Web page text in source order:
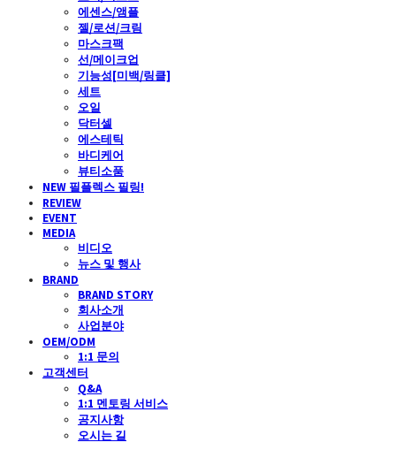
에센스/앰플
젤/로션/크림
마스크팩
선/메이크업
기능성[미백/링클]
세트
오일
닥터셀
에스테틱
바디케어
뷰티소품
NEW 필플렉스 필링!
REVIEW
EVENT
MEDIA
비디오
뉴스 및 행사
BRAND
BRAND STORY
회사소개
사업분야
OEM/ODM
1:1 문의
고객센터
Q&A
1:1 멘토링 서비스
공지사항
오시는 길